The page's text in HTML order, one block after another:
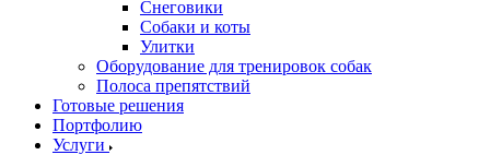
Снеговики
Собаки и коты
Улитки
Оборудование для тренировок собак
Полоса препятствий
Готовые решения
Портфолию
Услуги